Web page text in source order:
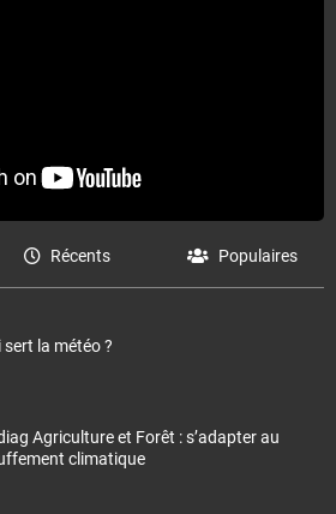
Récents Populaires
sert la météo ?
Agriculture et Forêt : s’adapter au
climatique